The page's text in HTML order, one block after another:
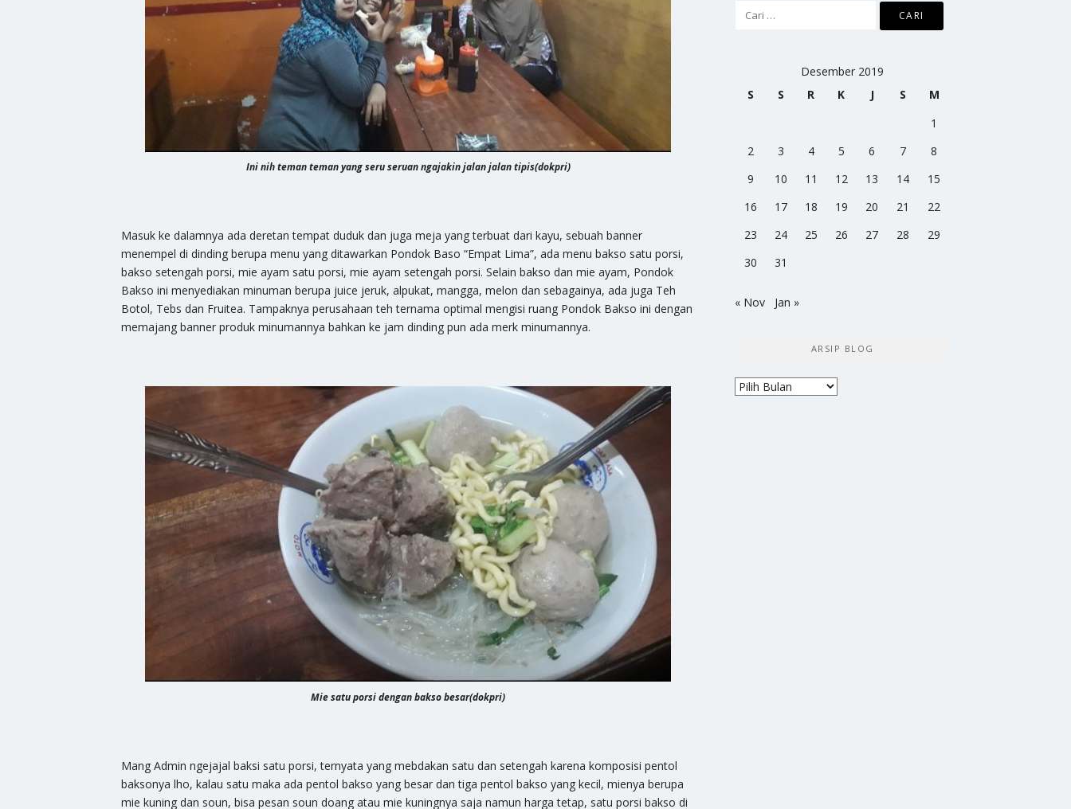
Ini nih teman teman yang seru seruan ngajakin jalan jalan tipis(dokpri)
Masuk ke dalamnya ada deretan tempat duduk dan juga meja yang terbuat dari kayu, sebuah banner
menempel di dinding berupa menu yang ditawarkan Pondok Baso “Empat Lima”, ada menu bakso satu porsi,
bakso setengah porsi, mie ayam satu porsi, mie ayam setengah porsi. Selain bakso dan mie ayam, Pondok
Bakso ini menyediakan minuman berupa juice jeruk, alpukat, mangga, melon dan sebagainya, ada juga Teh
Botol, Tebs dan Fruitea. Tampaknya perusahaan teh ternama optimal mengisi ruang Pondok Bakso ini dengan
memajang banner produk minumannya bahkan ke jam dinding pun ada merk minumannya.
Mie satu porsi dengan bakso besar(dokpri)
Mang Admin ngejajal baksi satu porsi, ternyata yang mebdakan satu dan setengah karena komposisi pentol
baksonya lho, kalau satu maka ada pentol bakso yang besar dan tiga pentol bakso yang kecil, mienya berupa
mie kuning dan soun, bisa pesan soun doang atau mie kuningnya saja namun harga tetap, satu porsi bakso di
Cari
Desember 2019
S
S R K J S
M
1
2
3 4 5 6 7
8
9
10 11 12 13 14
15
16
17 18 19 20 21
22
23
24 25 26 27 28
29
30
31
« Nov Jan »
ARSIP BLOG
Arsip